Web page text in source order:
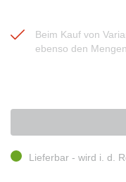
Beim Kauf von
ebenso den
Lieferbar - wird i. d.